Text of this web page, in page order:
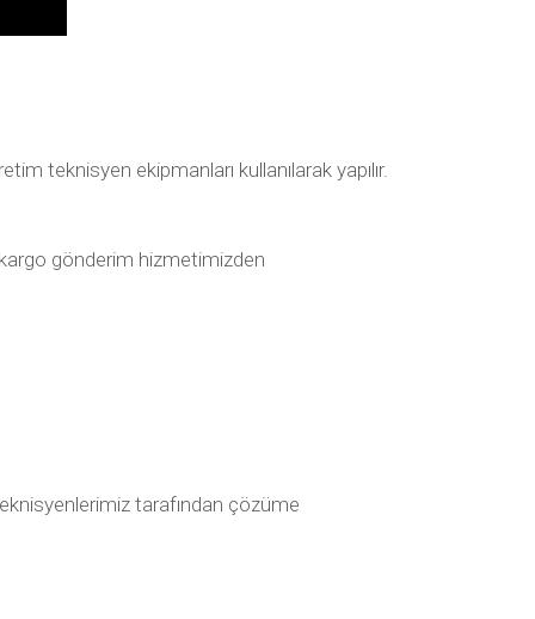
teknisyen ekipmanları kullanılarak yapılır.
gönderim hizmetimizden
tarafından çözüme